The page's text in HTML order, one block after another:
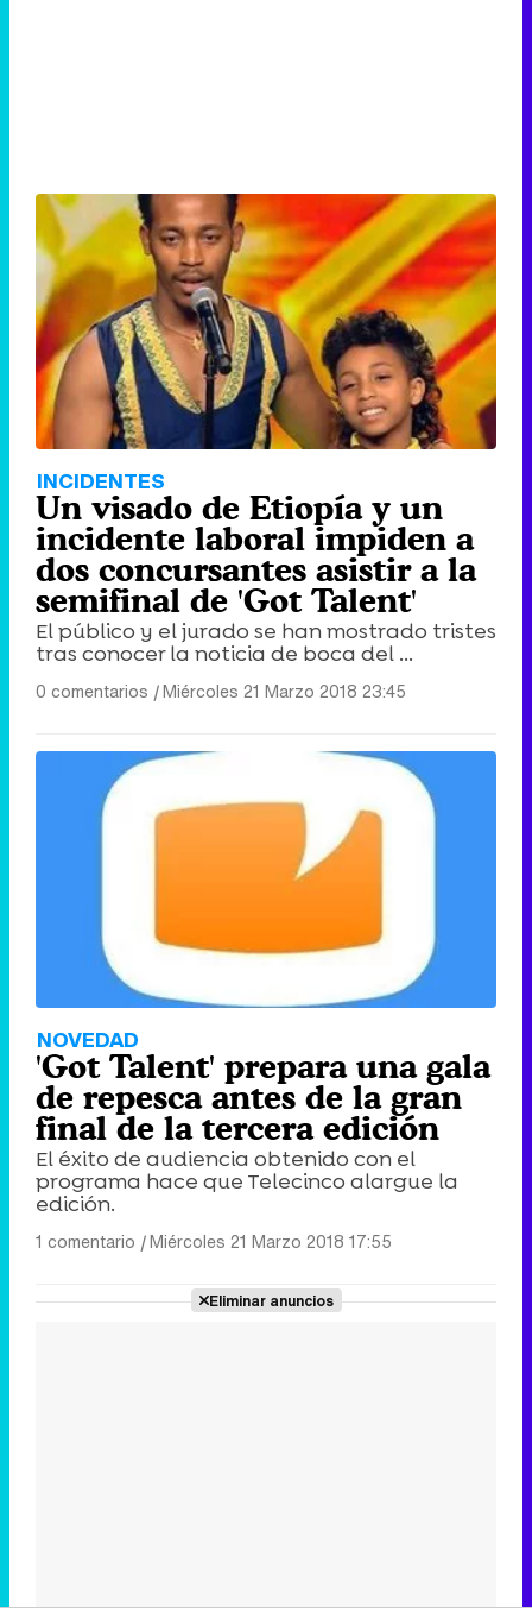
INCIDENTES
Un visado de Etiopía y un
incidente laboral impiden a
dos concursantes asistir a la
semifinal de 'Got Talent'
El público y el jurado se han mostrado tristes
tras conocer la noticia de boca del ...
0 comentarios |Miércoles 21 Marzo 2018 23:45
NOVEDAD
'Got Talent' prepara una gala
de repesca antes de la gran
final de la tercera edición
El éxito de audiencia obtenido con el
programa hace que Telecinco alargue la
edición.
1 comentario |Miércoles 21 Marzo 2018 17:55
Eliminar anuncios